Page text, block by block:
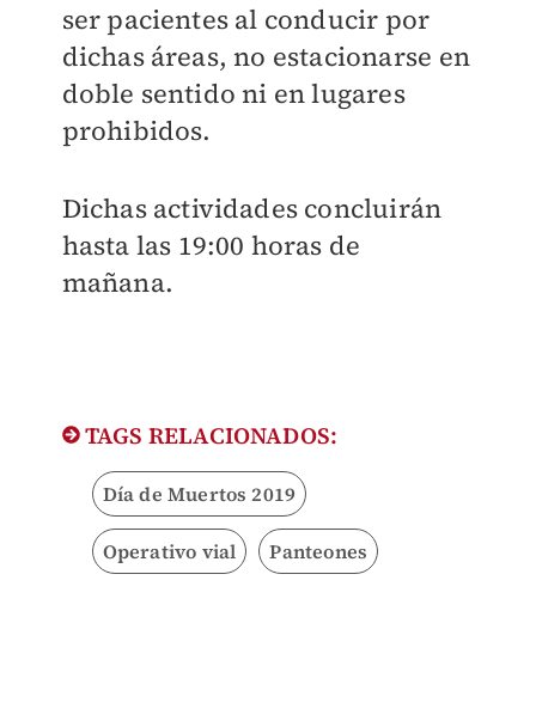
ser pacientes al conducir por
dichas áreas, no estacionarse en
doble sentido ni en lugares
prohibidos.
Dichas actividades concluirán
hasta las 19:00 horas de
mañana.
TAGS RELACIONADOS:
Día de Muertos 2019
Operativo vial Panteones